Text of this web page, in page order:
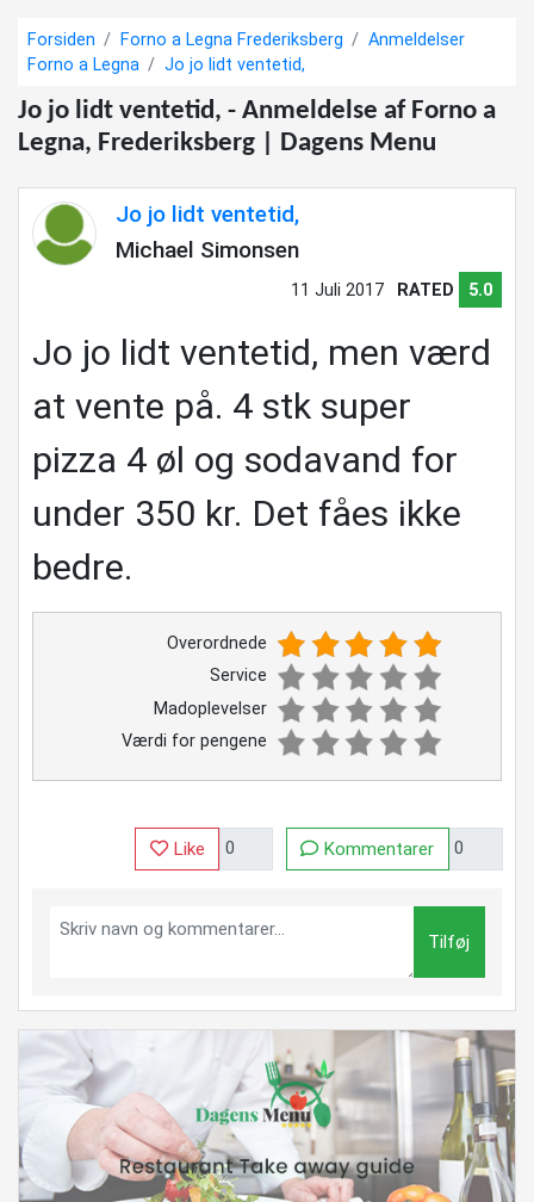
Forsiden Forno a Legna Frederiksberg
Anmeldelser
Forno a Legna
Jo jo lidt ventetid,
Jo jo lidt ventetid, - Anmeldelse af Forno a
Legna, Frederiksberg | Dagens Menu
Jo jo lidt ventetid,
Michael Simonsen
11 Juli 2017 RATED 5.0
Jo jo lidt ventetid, men værd
at vente på. 4 stk super
pizza 4 øl og sodavand for
under 350 kr. Det fåes ikke
bedre.
Overordnede
Service
Madoplevelser
Værdi for pengene
Like Kommentarer
Tilføj